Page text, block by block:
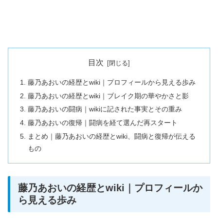
目次
藤乃あおいの経歴とwiki｜プロフィールから見える歩み
藤乃あおいの経歴とwiki｜ブレイク期の華やかさと影
藤乃あおいの闘病｜wikiに記された事実とその重み
藤乃あおいの復帰｜闘病を経て選んだ再スタート
まとめ｜藤乃あおいの経歴とwiki、闘病と復帰が伝える
もの
藤乃あおいの経歴とwiki｜プロフィールか
ら見える歩み